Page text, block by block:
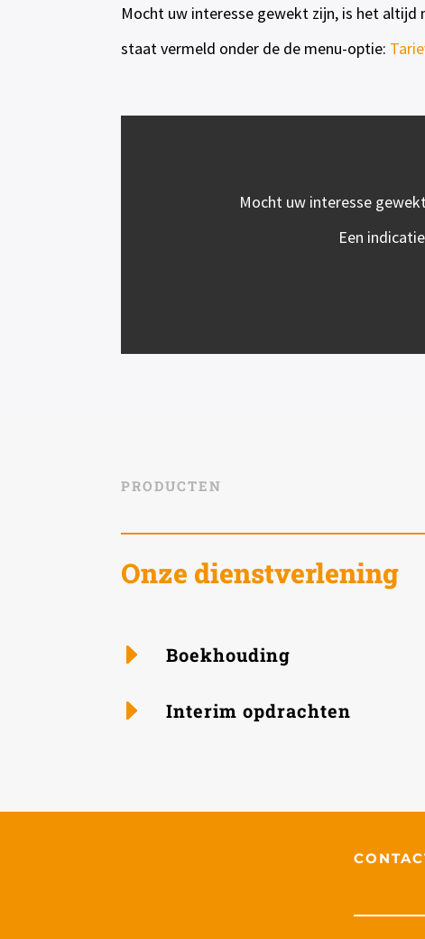
Mocht uw interesse gewekt zijn, is het
staat vermeld onder de de menu-optie:
Mocht uw interesse
Een
PRODUCTEN
Onze dienstverlening
Boek­houding
Interim opdrachten